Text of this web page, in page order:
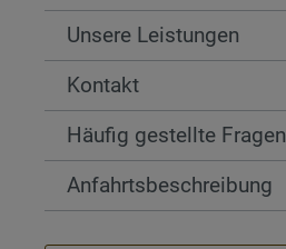
Unsere Leistungen
Kontakt
Häufig gestellte Fragen
Anfahrtsbeschreibung